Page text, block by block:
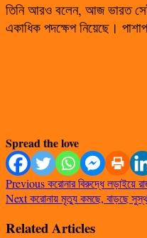
তিনি আরও বলেন, আজ ভারত
একাধিক পদক্ষেপ নিয়েছে।
Spread the love
Previousকরোনার বিরুদ্ধে লড়াইয়ে
Nextকরোনায় মৃত্যু কমছে, বাড়ছে
Related Articles